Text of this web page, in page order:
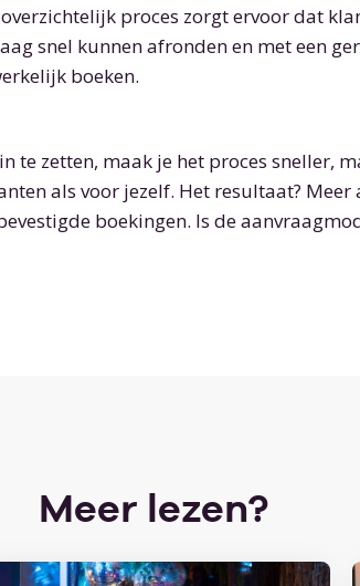
proces zorgt ervoor dat
snel kunnen afronden en met een
boeken.
te zetten, maak je het proces sneller,
als voor jezelf. Het resultaat? Meer
boekingen. Is de
Meer lezen?